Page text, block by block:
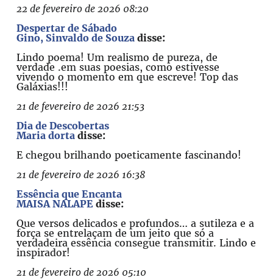
22 de fevereiro de 2026 08:20
Despertar de Sábado
Gino, Sinvaldo de Souza disse:
Lindo poema! Um realismo de pureza, de
verdade .em suas poesias, como estivesse
vivendo o momento em que escreve! Top das
Galáxias!!!
21 de fevereiro de 2026 21:53
Dia de Descobertas
Maria dorta disse:
E chegou brilhando poeticamente fascinando!
21 de fevereiro de 2026 16:38
Essência que Encanta
MAISA NALAPE disse:
Que versos delicados e profundos… a sutileza e a
força se entrelaçam de um jeito que só a
verdadeira essência consegue transmitir. Lindo e
inspirador!
21 de fevereiro de 2026 05:10